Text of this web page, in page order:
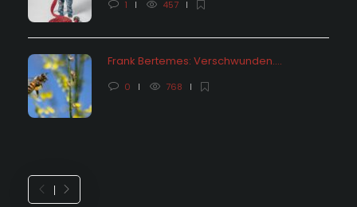
1 457
Frank Bertemes: Verschwunden….
0 768